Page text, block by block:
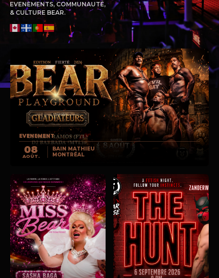
EVENEMENTS, COMMUNAUTÉ,
& CULTURE BEAR.
EVENEMENT
08
AOÛT.
BAIN MATHIEU
MONTRÉAL